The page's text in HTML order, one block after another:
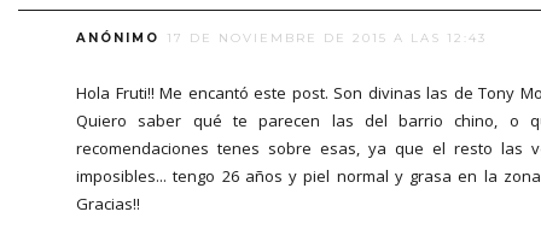
ANÓNIMO 17 DE NOVIEMBRE DE 2015 A LAS 12:43
Hola Fruti!! Me encantó este post. Son divinas las de Tony
Quiero saber qué te parecen las del barrio chino, o
recomendaciones tenes sobre esas, ya que el resto las
imposibles... tengo 26 años y piel normal y grasa en la
Gracias!!